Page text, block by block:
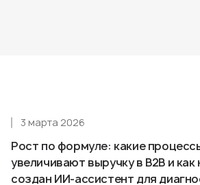
Рост по формуле: какие
увеличивают выручку в B2B и как
создан ИИ-ассистент для
3 марта 2026